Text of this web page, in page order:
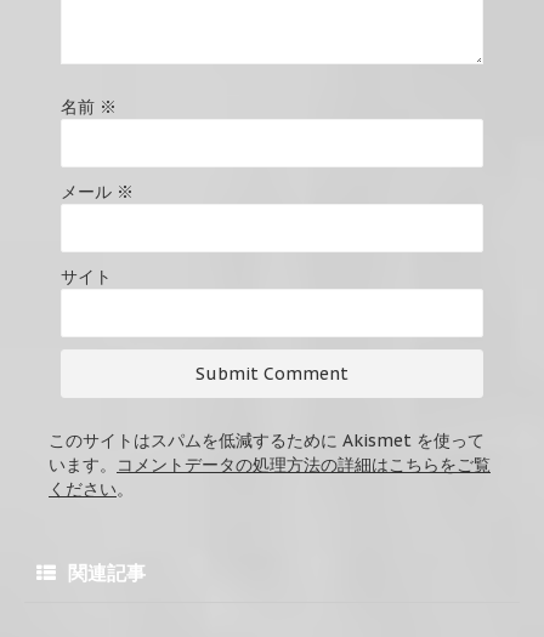
名前 ※
メール ※
サイト
このサイトはスパムを低減するために Akismet を使って
います。
コメントデータの処理方法の詳細はこちらをご覧
ください。
関連記事